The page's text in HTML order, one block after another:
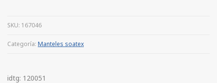
SKU: 167046
Categoría: Manteles soatex
idtg: 120051